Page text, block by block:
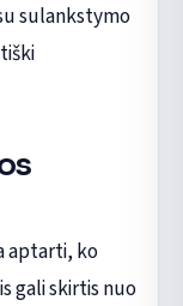
sulankstymo
aptarti, ko
gali skirtis nuo